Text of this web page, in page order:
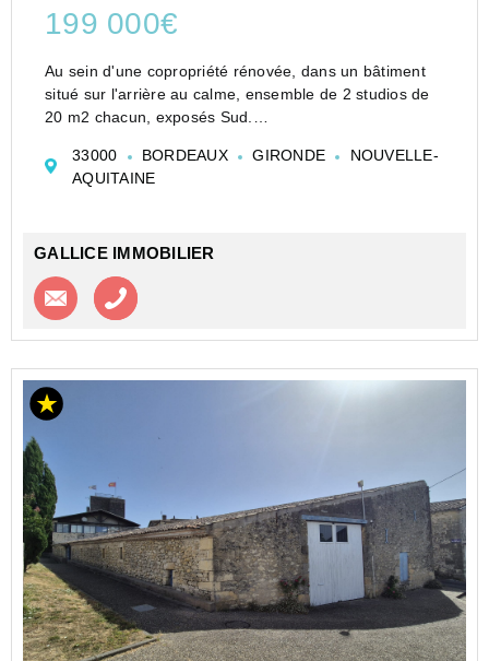
199 000€
Au sein d'une copropriété rénovée, dans un bâtiment
situé sur l'arrière au calme, ensemble de 2 studios de
20 m2 chacun, exposés Sud.
studio au 1er étage avec balcon. Appartements à finir
de r...
33000 BORDEAUX GIRONDE
NOUVELLE-
AQUITAINE
GALLICE IMMOBILIER
Contacter l'agence